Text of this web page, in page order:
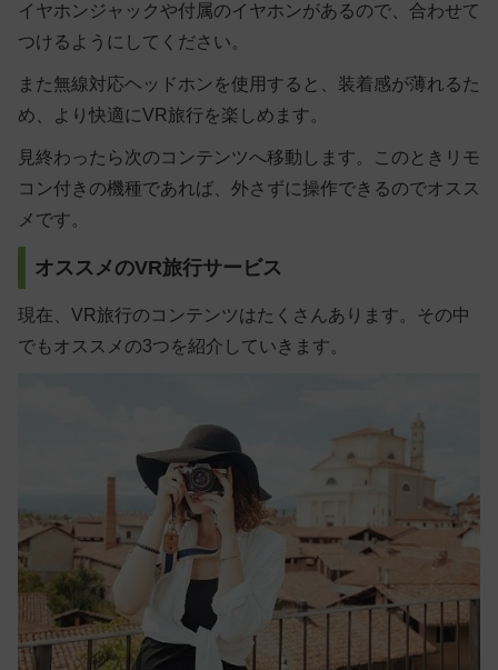
イヤホンジャックや付属のイヤホンがあるので、合わせて
つけるようにしてください。
また無線対応ヘッドホンを使用すると、装着感が薄れるた
め、より快適にVR旅行を楽しめます。
見終わったら次のコンテンツへ移動します。このときリモ
コン付きの機種であれば、外さずに操作できるのでオスス
メです。
オススメのVR旅行サービス
現在、VR旅行のコンテンツはたくさんあります。その中
でもオススメの3つを紹介していきます。